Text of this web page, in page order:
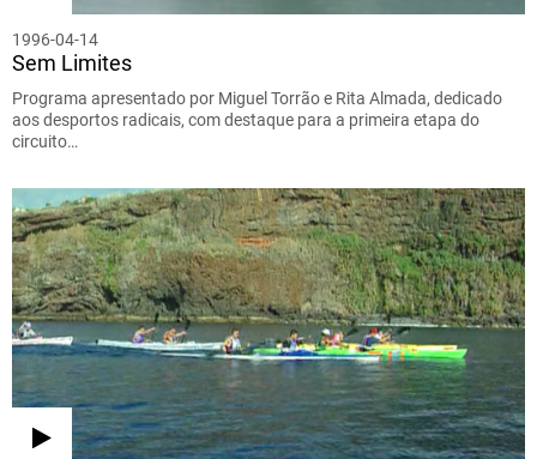
1996-04-14
Sem Limites
Programa apresentado por Miguel Torrão e Rita Almada, dedicado
aos desportos radicais, com destaque para a primeira etapa do
circuito…